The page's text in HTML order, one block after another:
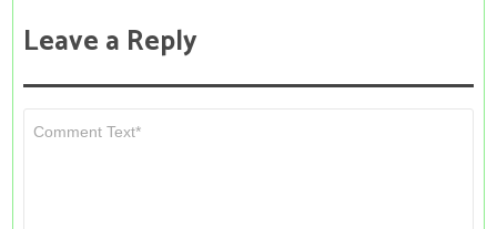
Leave a Reply